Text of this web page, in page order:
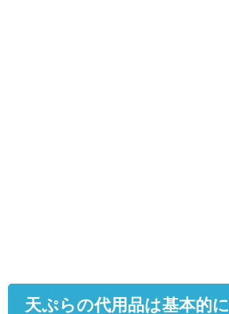
天ぷらの代用品は基本的に